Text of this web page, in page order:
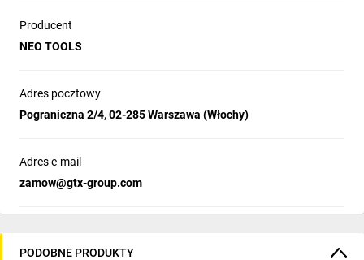
Producent
NEO TOOLS
Adres pocztowy
Pograniczna 2/4, 02-285 Warszawa (Włochy)
Adres e-mail
zamow@gtx-group.com
PODOBNE PRODUKTY